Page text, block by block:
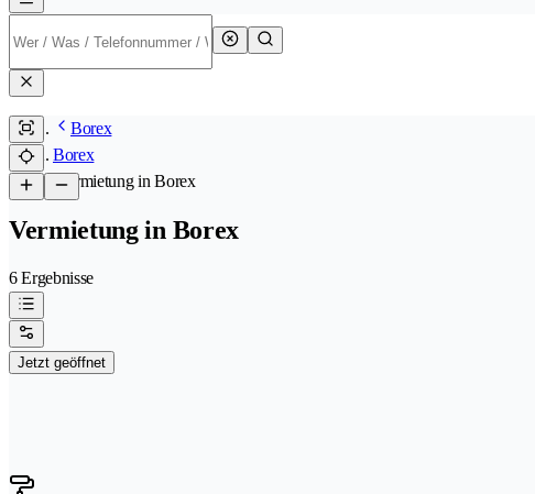
Borex
Borex
/Vermietung in Borex
Vermietung in Borex
6 Ergebnisse
Jetzt geöffnet